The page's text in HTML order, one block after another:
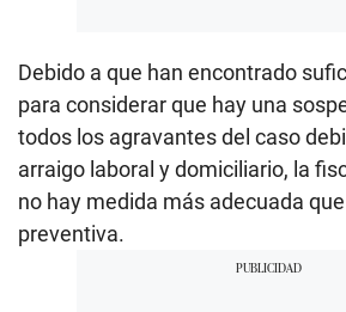
Debido a que han encontrado
para considerar que hay una
todos los agravantes del caso
arraigo laboral y domiciliario, la
no hay medida más adecuada
preventiva.